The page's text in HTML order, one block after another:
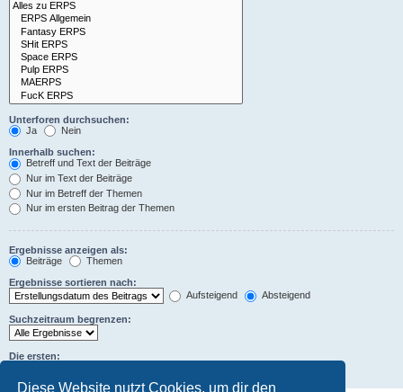
Diese Website nutzt Cookies, um dir den
Unterforen durchsuchen:
Ja
Nein
Innerhalb suchen:
Betreff und Text der Beiträge
Nur im Text der Beiträge
Nur im Betreff der Themen
Nur im ersten Beitrag der Themen
Ergebnisse anzeigen als:
Beiträge
Themen
Ergebnisse sortieren nach:
Aufsteigend
Absteigend
Suchzeitraum begrenzen:
Die ersten: